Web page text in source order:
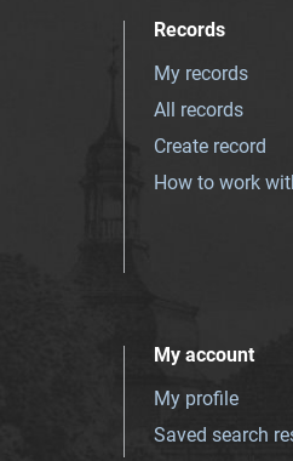
Records
My records
All records
Create record
How to work
My account
My profile
Saved search